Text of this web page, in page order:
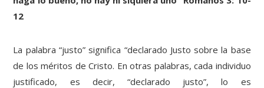
12
La palabra “justo” significa “declarado Justo sobre la base
de los méritos de Cristo. En otras palabras, cada individuo
justificado, es decir, “declarado justo”, lo es